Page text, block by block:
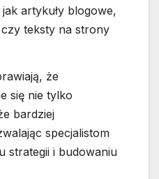
artykuły blogowe,
teksty na strony
że
się nie tylko
bardziej
specjalistom
strategii i budowaniu